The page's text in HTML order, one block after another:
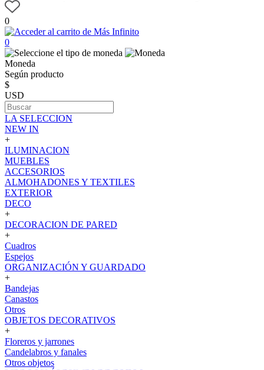
0
0
Moneda
Según producto
$
USD
LA SELECCION
NEW IN
+
ILUMINACION
MUEBLES
ACCESORIOS
ALMOHADONES Y TEXTILES
EXTERIOR
DECO
+
DECORACION DE PARED
+
Cuadros
Espejos
ORGANIZACIÓN Y GUARDADO
+
Bandejas
Canastos
Otros
OBJETOS DECORATIVOS
+
Floreros y jarrones
Candelabros y fanales
Otros objetos